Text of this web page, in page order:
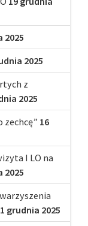
2025
2025
z
2025
zechcę” 16
I LO na
2025
grudnia 2025